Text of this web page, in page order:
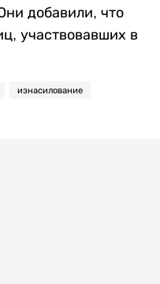
добавили, что
участвовавших в
изнасилование